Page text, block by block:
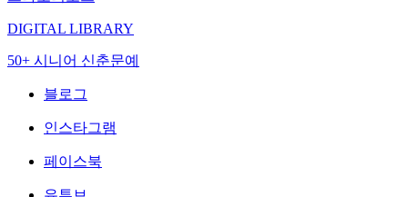
DIGITAL LIBRARY
50+ 시니어 신춘문예
블로그
인스타그램
페이스북